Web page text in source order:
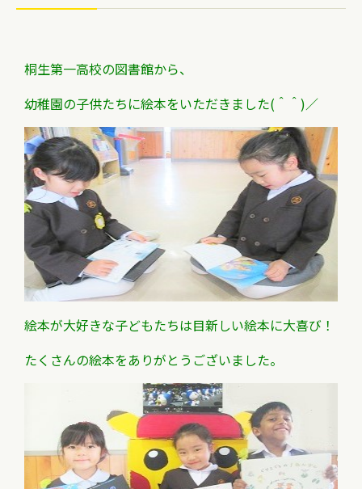
桐生第一高校の図書館から、
幼稚園の子供たちに絵本をいただきました(＾＾)／
絵本が大好きな子どもたちは目新しい絵本に大喜び！
たくさんの絵本をありがとうございました。